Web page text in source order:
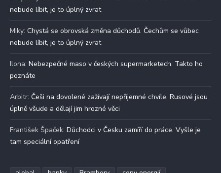
nebude líbit, je to úplný zvrat
Miky: Chystá se obrovská změna důchodů. Čechům se vůbec
nebude líbit, je to úplný zvrat
Ilona: Nebezpečné maso v českých supermarketech. Takto ho
poznáte
Arbitr: Češi na dovolené zažívají nepříjemné chvíle. Rusové jsou
úplně všude a dělají jim hrozné věci
František Špaček: Důchodci v Česku zamíří do práce. Vyšle je
tam speciální opatření